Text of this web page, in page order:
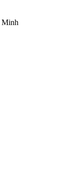
Minh